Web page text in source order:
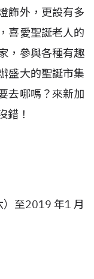
飾外，更設有多
喜愛聖誕老人的
，參與各種有趣
盛大的聖誕市集
去哪嗎？來新加
錯！
至2019 年1 月